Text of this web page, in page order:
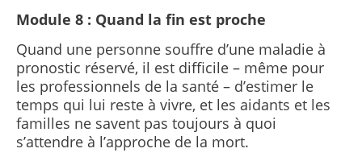
Module 8 : Quand la fin est proche
Quand une personne souffre d’une maladie à
pronostic réservé, il est difficile – même pour
les professionnels de la santé – d’estimer le
temps qui lui reste à vivre, et les aidants et les
familles ne savent pas toujours à quoi
s’attendre à l’approche de la mort.